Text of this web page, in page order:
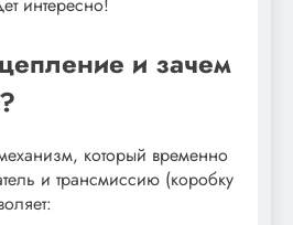
и зачем
который временно
и трансмиссию (коробку